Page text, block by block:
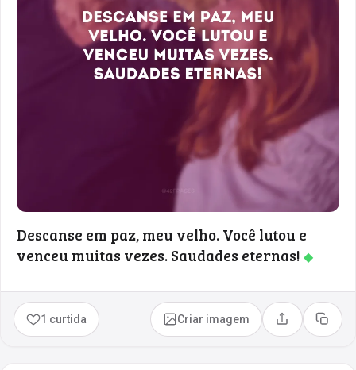
Descanse em paz, meu velho. Você lutou e
venceu muitas vezes. Saudades eternas! ◆
1 curtida Criar imagem Compartilhar
Copiar